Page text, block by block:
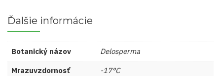
Ďalšie informácie
Botanický názov Delosperma
Mrazuvzdornosť -17°C